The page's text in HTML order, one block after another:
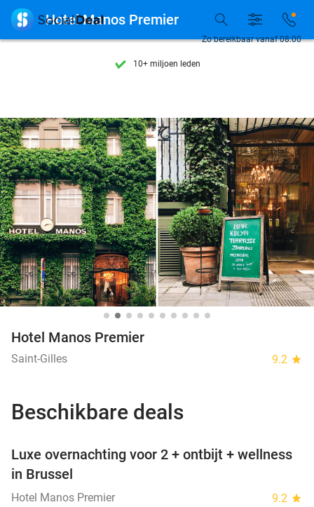
7 dagen per week beschikbaar
10+ miljoen leden
7 dagen per week beschikbaar
10+ miljoen leden
Zo bereikbaar vanaf 08:00
 Hotel Manos Premier
Hotel Manos Premier
Saint-Gilles 9.2 star
Beschikbare deals
Luxe overnachting voor 2 + ontbijt + wellness
in Brussel
Hotel Manos Premier 9.2 star